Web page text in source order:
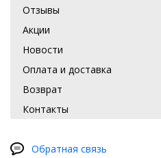
Отзывы
Акции
Новости
Оплата и доставка
Возврат
Контакты
Обратная связь